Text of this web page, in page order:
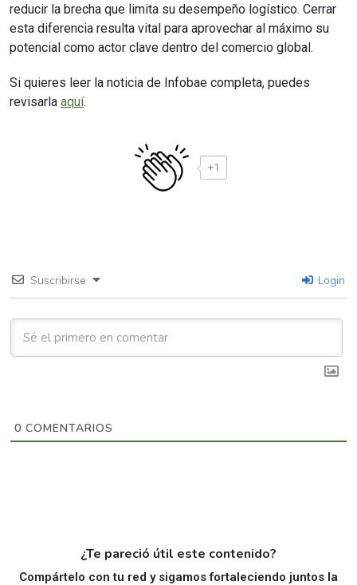
reducir la brecha que limita su desempeño logístico. Cerrar
esta diferencia resulta vital para aprovechar al máximo su
potencial como actor clave dentro del comercio global.
Si quieres leer la noticia de Infobae completa, puedes
revisarla aquí.
+1
Suscribirse Login
0 COMENTARIOS
¿Te pareció útil este contenido?
Compártelo con tu red y sigamos fortaleciendo juntos la